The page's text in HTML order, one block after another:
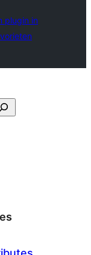
plugin in